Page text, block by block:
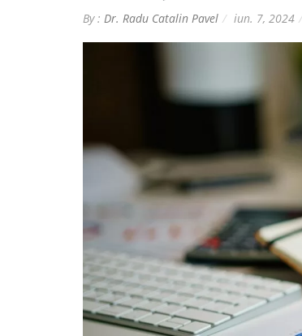
By : Dr. Radu Catalin Pavel iun. 7, 2024